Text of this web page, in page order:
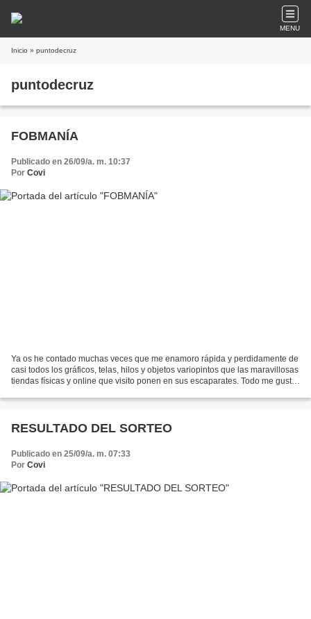
MENU
Inicio » puntodecruz
puntodecruz
FOBMANÍA
Publicado en 26/09/a. m. 10:37
Por Covi
Ya os he contado muchas veces que me enamoro rápida y perdidamente de
casi todos los gráficos, telas, hilos y objetos variopintos que las maravillosas
tiendas físicas y online que visito ponen en sus escaparates. Todo me gusta
RESULTADO DEL SORTEO
Publicado en 25/09/a. m. 07:33
Por Covi